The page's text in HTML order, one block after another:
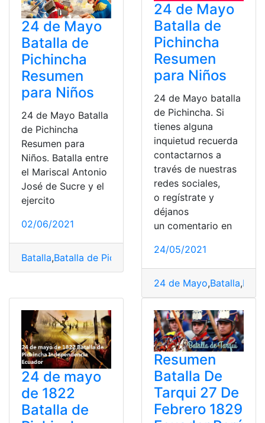
24 de Mayo
Batalla de
Pichincha
Resumen
para Niños
24 de Mayo Batalla
de Pichincha
Resumen para
Niños. Batalla entre
el Mariscal Antonio
José de Sucre y el
ejercito
02/06/2021
Batalla,Batalla de Pichincha Consultas
24 de Mayo
Batalla de
Pichincha
Resumen
para Niños
24 de Mayo batalla
de Pichincha. Si
tienes alguna
inquietud recuerda
contactarnos a
través de nuestras
redes sociales,
o regístrate y
déjanos
un comentario en
24/05/2021
24 de Mayo,Batalla,
24 de mayo
de 1822
Batalla de
Resumen
Batalla De
Tarqui 27 De
Febrero 1829